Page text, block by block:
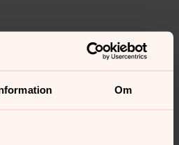
Om